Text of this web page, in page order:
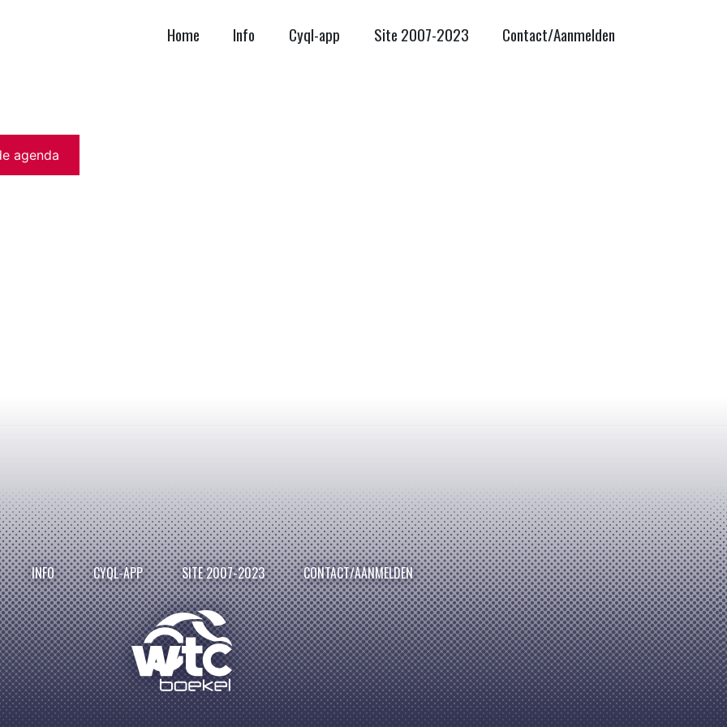
Home Info Cyql-app Site 2007-2023 Contact/Aanmelden
agenda
INFO CYQL-APP SITE 2007-2023 CONTACT/AANMELDEN